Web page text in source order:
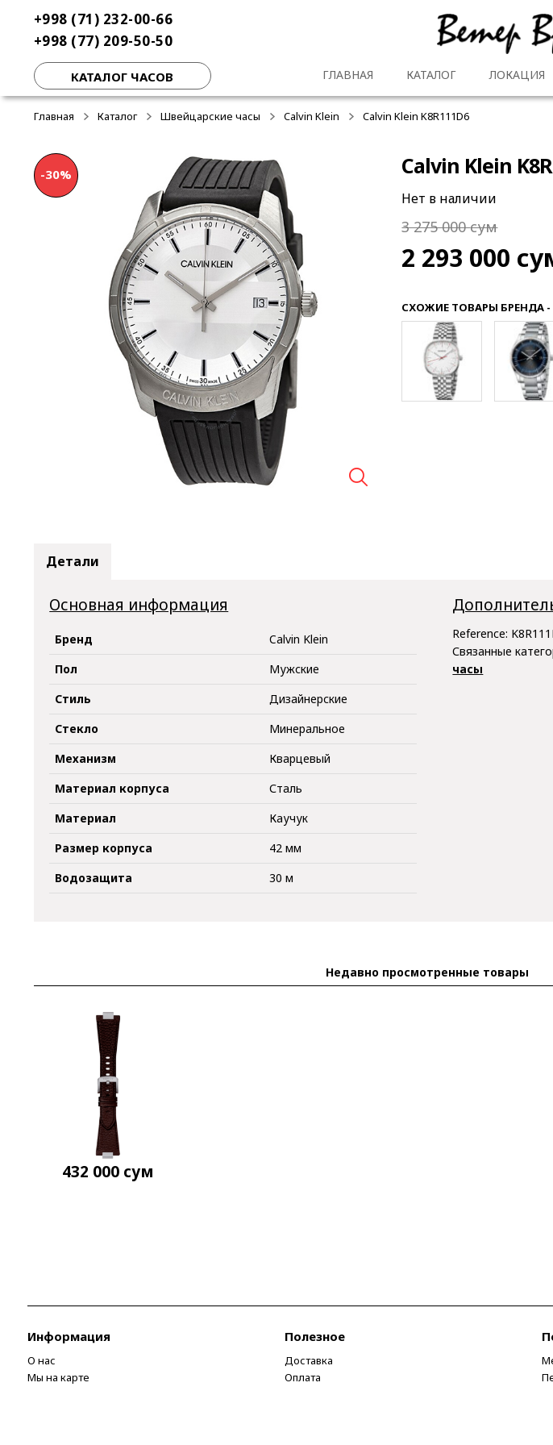
навигации
содержимому
+998 (71) 232-00-66
+998 (77) 209-50-50
КАТАЛОГ ЧАСОВ ГЛАВНАЯ КАТАЛОГ ЛОКАЦИЯ
Главная Каталог Швейцарские часы Calvin Klein Calvin Klein K8R111D6
-30% Calvin Klein
Нет в наличии
3 275 000сум
2 293 000
СХОЖИЕ ТОВАРЫ БРЕНДА -
Детали
Основная информация
Бренд
Calvin Klein
Пол
Мужские
Стиль
Дизайнерские
Стекло
Минеральное
Механизм
Кварцевый
Материал корпуса
Сталь
Материал
Каучук
Размер корпуса
42 мм
Водозащита
30 м
Reference:
Связанные
часы
Недавно просмотренные товары
432 000 сум
-20%
-20%
-20%
Информация
О нас
Мы на карте
Полезное
Доставка
Оплата